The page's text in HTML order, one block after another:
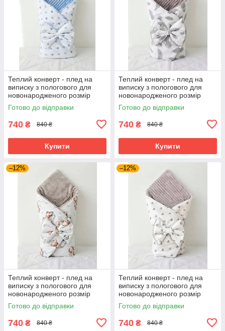
Теплий конверт - плед на
виписку з пологового для
новонародженого розмір
90х80 см BST сердечки
Готово до відправки
740 ₴ 840 ₴
Купити
Теплий конверт - плед на
виписку з пологового для
новонародженого розмір
90х80 см BST пір'я
Готово до відправки
740 ₴ 840 ₴
Купити
–12%
Теплий конверт - плед на
виписку з пологового для
новонародженого розмір
90х80 см BST ведмедики
Готово до відправки
740 ₴ 840 ₴
–12%
Теплий конверт - плед на
виписку з пологового для
новонародженого розмір
90х80 см BST сірі серденька
Готово до відправки
740 ₴ 840 ₴